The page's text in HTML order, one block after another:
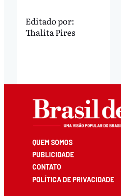
Editado por:
Thalita Pires
QUEM SOMOS
PUBLICIDADE
CONTATO
POLÍTICA DE PRIVACIDADE